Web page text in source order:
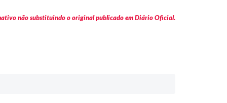
não substituindo o original publicado em Diário Oficial.